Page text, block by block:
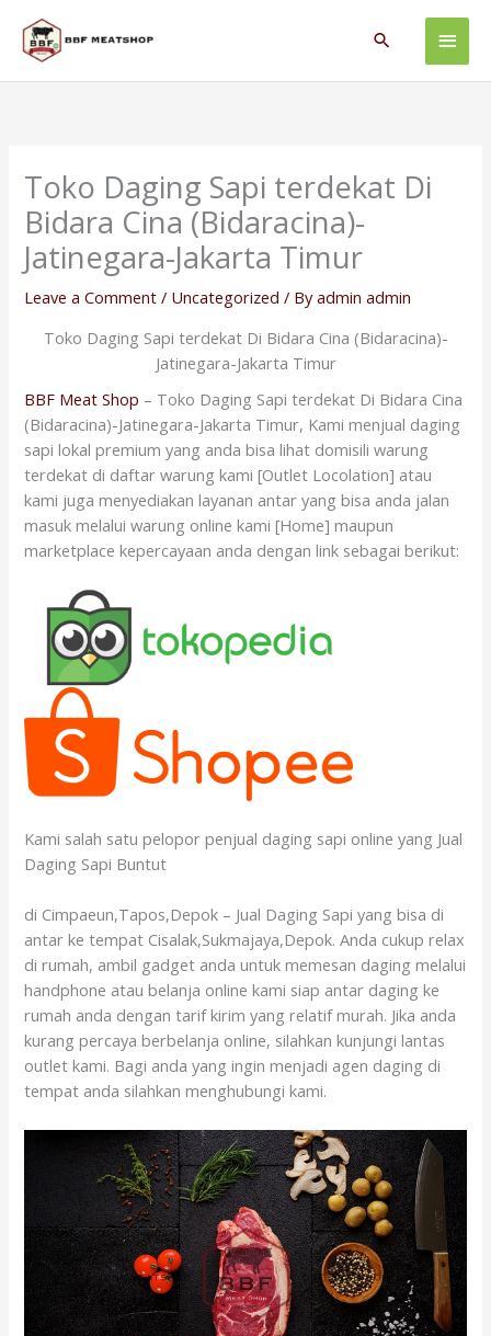
content
Main
Search
Toko Daging Sapi terdekat Di
Bidara Cina (Bidaracina)-
Jatinegara-Jakarta Timur
Leave a Comment / Uncategorized / Byadmin admin
Toko Daging Sapi terdekat Di Bidara Cina (Bidaracina)-
Jatinegara-Jakarta Timur
BBF Meat Shop – Toko Daging Sapi terdekat Di Bidara Cina
(Bidaracina)-Jatinegara-Jakarta Timur, Kami menjual daging
sapi lokal premium yang anda bisa lihat domisili warung
terdekat di daftar warung kami [Outlet Locolation] atau
kami juga menyediakan layanan antar yang bisa anda jalan
masuk melalui warung online kami [Home] maupun
marketplace kepercayaan anda dengan link sebagai berikut:
Kami salah satu pelopor penjual daging sapi online yang Jual
Daging Sapi Buntut
di Cimpaeun,Tapos,Depok – Jual Daging Sapi yang bisa di
antar ke tempat Cisalak,Sukmajaya,Depok. Anda cukup relax
di rumah, ambil gadget anda untuk memesan daging melalui
handphone atau belanja online kami siap antar daging ke
rumah anda dengan tarif kirim yang relatif murah. Jika anda
kurang percaya berbelanja online, silahkan kunjungi lantas
outlet kami. Bagi anda yang ingin menjadi agen daging di
tempat anda silahkan menghubungi kami.